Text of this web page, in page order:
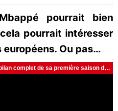
pourrait bien
pourrait intéresser
Ou pas…